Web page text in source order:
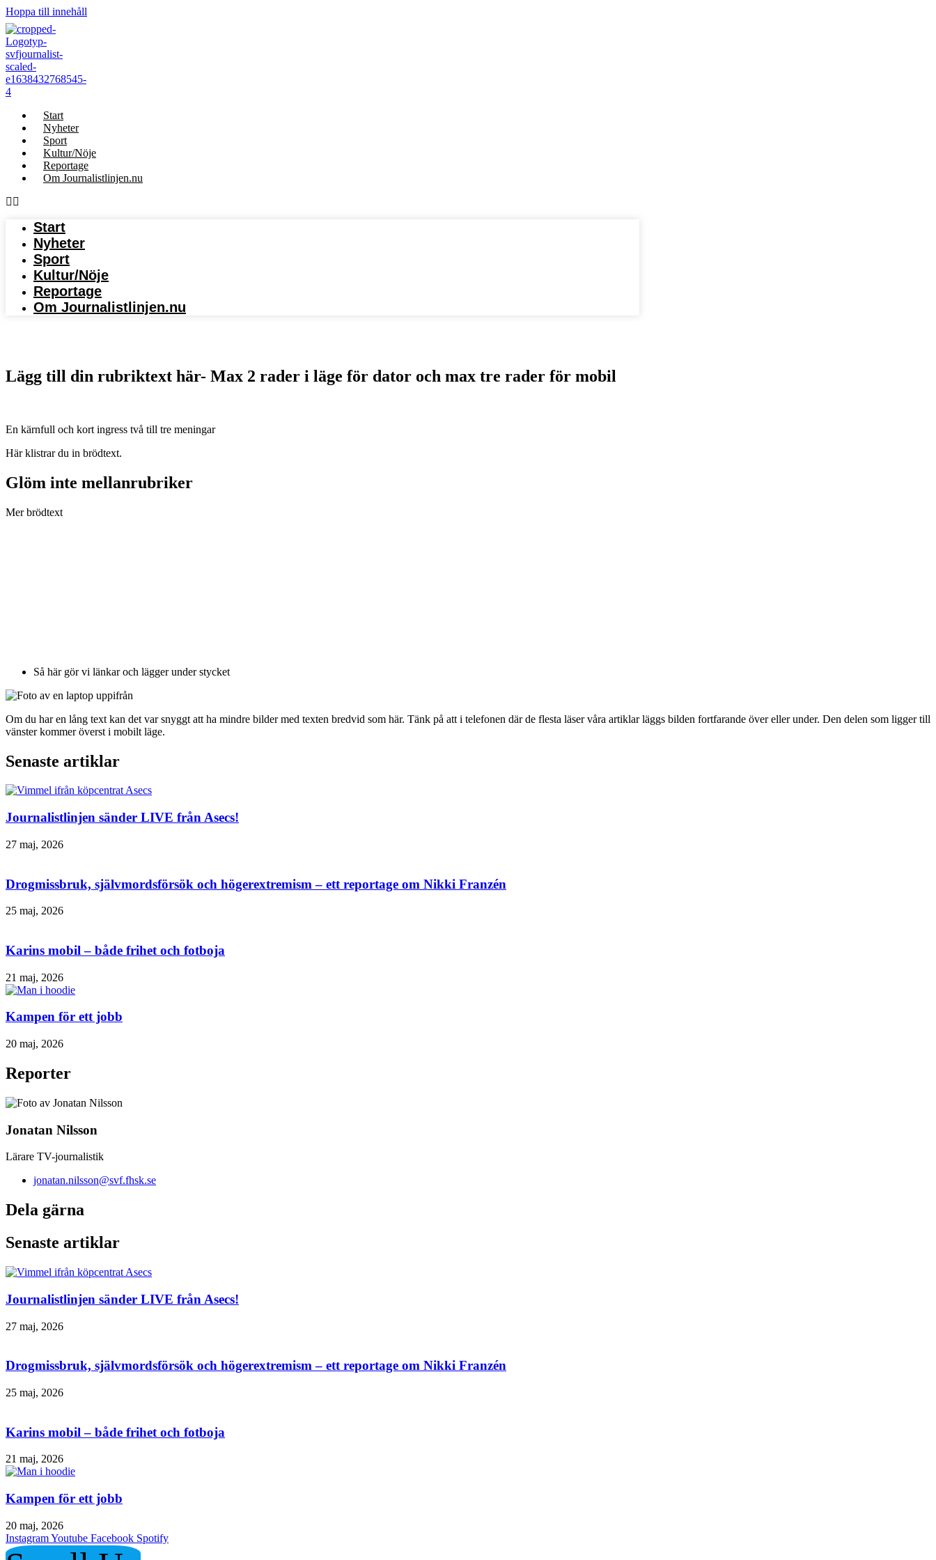
Hoppa till innehåll
Start
Nyheter
Sport
Kultur/Nöje
Reportage
Om Journalistlinjen.nu
Start
Nyheter
Sport
Kultur/Nöje
Reportage
Om Journalistlinjen.nu
Lägg till din rubriktext här- Max 2 rader i läge för dator och max tre rader för mobil
En kärnfull och kort ingress två till tre meningar
Här klistrar du in brödtext.
Glöm inte mellanrubriker
Mer brödtext
Så här gör vi länkar och lägger under stycket
Om du har en lång text kan det var snyggt att ha mindre bilder med texten bredvid som här. Tänk på att i telefonen där de flesta läser våra artiklar läggs bilden fortfarande över eller under. Den delen som ligger till
vänster kommer överst i mobilt läge.
Senaste artiklar
Journalistlinjen sänder LIVE från Asecs!
27 maj, 2026
Drogmissbruk, självmordsförsök och högerextremism – ett reportage om Nikki Franzén
25 maj, 2026
Karins mobil – både frihet och fotboja
21 maj, 2026
Kampen för ett jobb
20 maj, 2026
Reporter
Jonatan Nilsson
Lärare TV-journalistik
jonatan.nilsson@svf.fhsk.se
Dela gärna
Senaste artiklar
Journalistlinjen sänder LIVE från Asecs!
27 maj, 2026
Drogmissbruk, självmordsförsök och högerextremism – ett reportage om Nikki Franzén
25 maj, 2026
Karins mobil – både frihet och fotboja
21 maj, 2026
Kampen för ett jobb
20 maj, 2026
InstagramYoutube Facebook Spotify